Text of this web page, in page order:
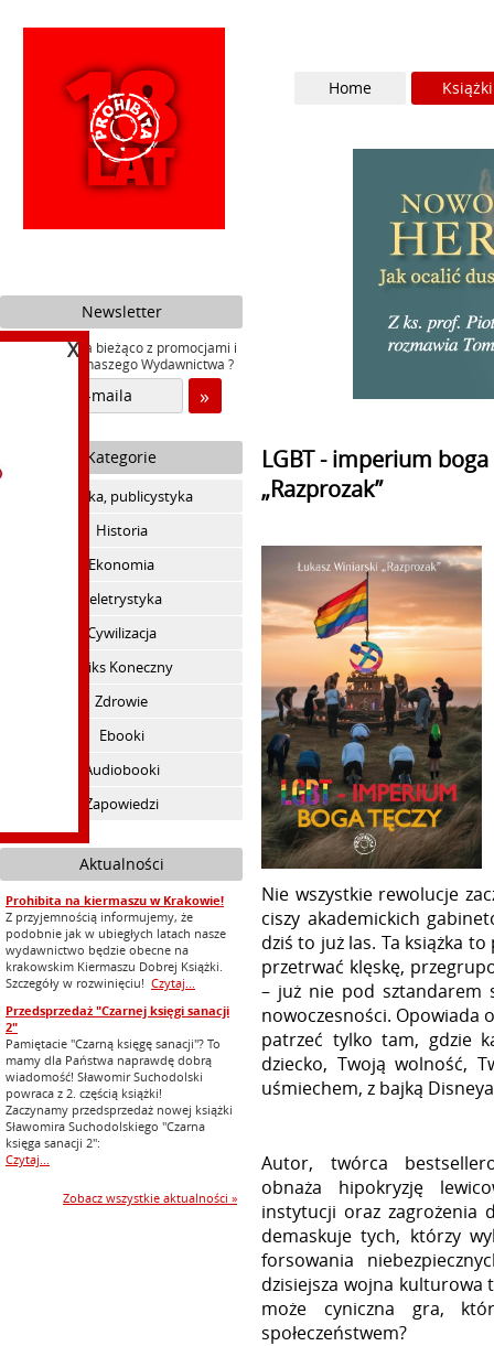
Newsletter
Chcesz być na bieżąco z promocjami i
nowościami naszego Wydawnictwa ?
Kategorie
Polityka, publicystyka
Historia
Ekonomia
Beletrystyka
Cywilizacja
Feliks Koneczny
Zdrowie
Ebooki
Audiobooki
Zapowiedzi
Aktualności
Prohibita na kiermaszu w Krakowie!
Z przyjemnością informujemy, że
podobnie jak w ubiegłych latach nasze
wydawnictwo będzie obecne na
krakowskim Kiermaszu Dobrej Książki.
Szczegóły w rozwinięciu! Czytaj...
Przedsprzedaż "Czarnej księgi sanacji
2"
Pamiętacie "Czarną księgę sanacji"? To
mamy dla Państwa naprawdę dobrą
wiadomość! Sławomir Suchodolski
powraca z 2. częścią książki!
Zaczynamy przedsprzedaż nowej książki
Sławomira Suchodolskiego "Czarna
księga sanacji 2":
Czytaj...
Zobacz wszystkie aktualności »
Książki
Home
LGBT - imperium
„Razprozak”
Nie wszystkie rewolucje
ciszy akademickich
dziś to już las. Ta książka
przetrwać klęskę,
– już nie pod sztandarem
nowoczesności. Opowiada
patrzeć tylko tam, gdzie
dziecko, Twoją wolność,
uśmiechem, z bajką
Autor, twórca
obnaża hipokryzję
instytucji oraz zagrożenia
demaskuje tych, którzy
forsowania
dzisiejsza wojna kulturowa
może cyniczna gra,
społeczeństwem?
X